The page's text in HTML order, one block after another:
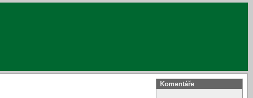
Komentáře